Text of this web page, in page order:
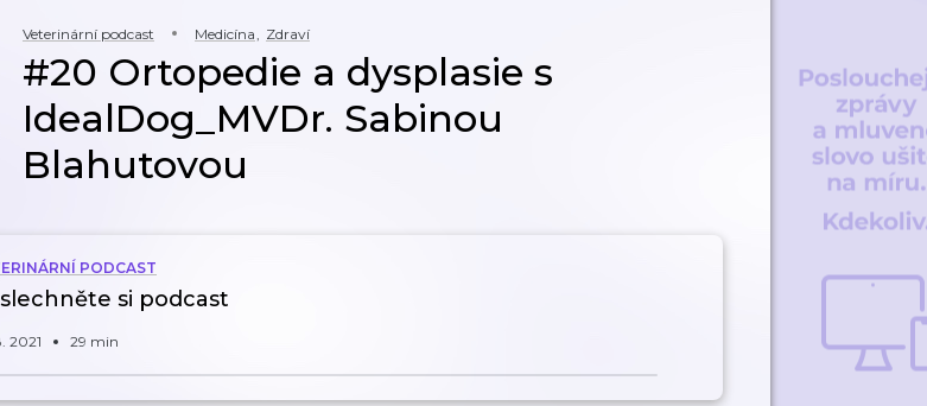
Veterinární podcast Medicína, Zdraví
#20 Ortopedie a dysplasie s
IdealDog_MVDr. Sabinou
Blahutovou
PODCAST
si podcast
2021 29 min